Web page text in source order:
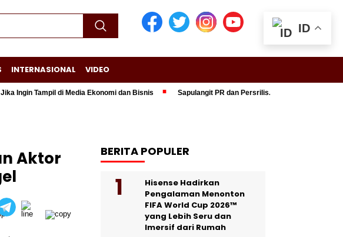
INTERNASIONAL VIDEO
Tampil di Media Ekonomi dan Bisnis Sapulangit PR dan Persrilis.com Berikan Jasa Public
Aktor
BERITA POPULER
Hisense Hadirkan
Pengalaman Menonton
FIFA World Cup 2026™
yang Lebih Seru dan
Imersif dari Rumah
ID